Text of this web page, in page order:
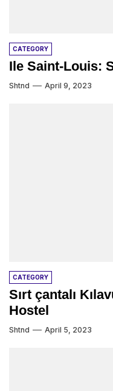
CATEGORY
Ile Saint-Louis:
Shtnd April 9, 2023
CATEGORY
Sırt çantalı
Hostel
Shtnd April 5, 2023